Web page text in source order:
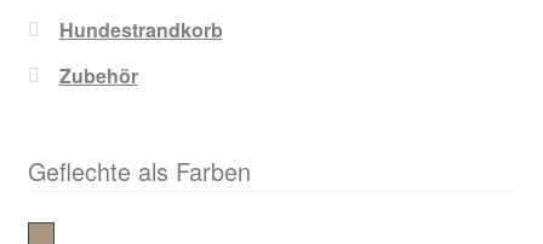
Hundestrandkorb
Zubehör
Geflechte als Farben